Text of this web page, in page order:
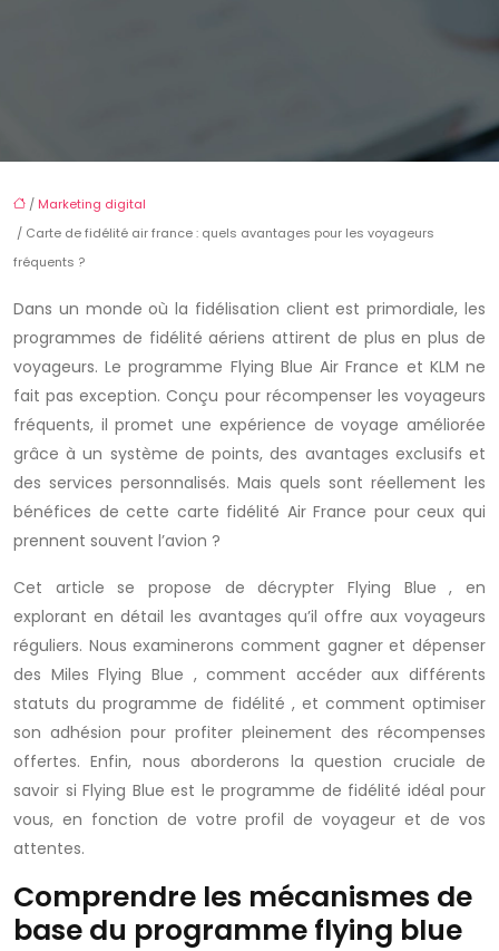
/ Marketing digital
/ Carte de fidélité air france : quels avantages pour les voyageurs
fréquents ?
Dans un monde où la fidélisation client est primordiale, les
programmes de fidélitéaériens attirent de plus en plus de
voyageurs. Le programme Flying Blue Air France et KLM ne
fait pas exception. Conçu pour récompenser les voyageurs
fréquents, il promet une expérience de voyage améliorée
grâce à un système de points, des avantages exclusifs et
des services personnalisés. Mais quels sont réellement les
bénéfices de cette carte fidélité Air France pour ceux qui
prennent souvent l’avion ?
Cet article se propose de décrypter Flying Blue, en
explorant en détail les avantages qu’il offre aux voyageurs
réguliers. Nous examinerons comment gagner et dépenser
des Miles Flying Blue , comment accéder aux différents
statuts duprogramme de fidélité , et comment optimiser
son adhésion pour profiter pleinement des récompenses
offertes. Enfin, nous aborderons la question cruciale de
savoir si Flying Blue est le programme de fidélité idéal pour
vous, en fonction de votre profil de voyageur et de vos
attentes.
Comprendre les mécanismes de
base du programme flying blue